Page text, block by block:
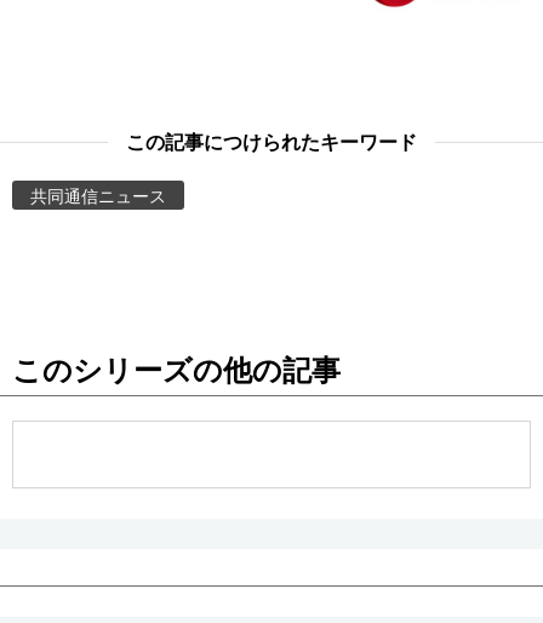
スポーツ・東京2020
Images
この記事につけられたキーワード
共同通信ニュース
このシリーズの他の記事